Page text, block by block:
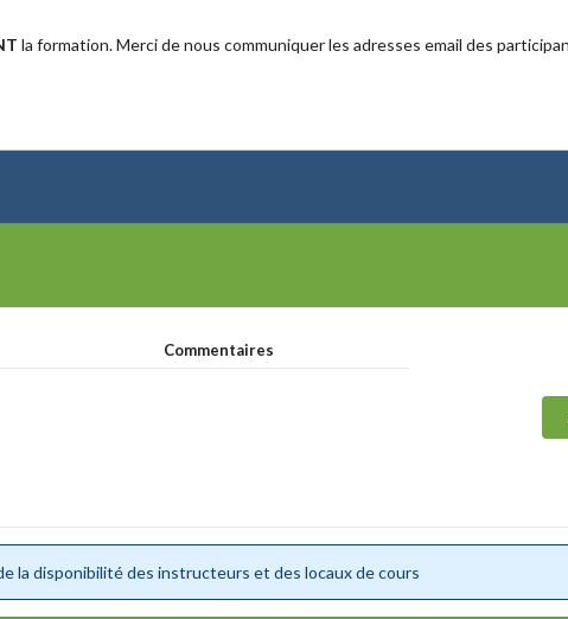
la formation. Merci de nous communiquer les adresses email des
Commentaires
la disponibilité des instructeurs et des locaux de cours